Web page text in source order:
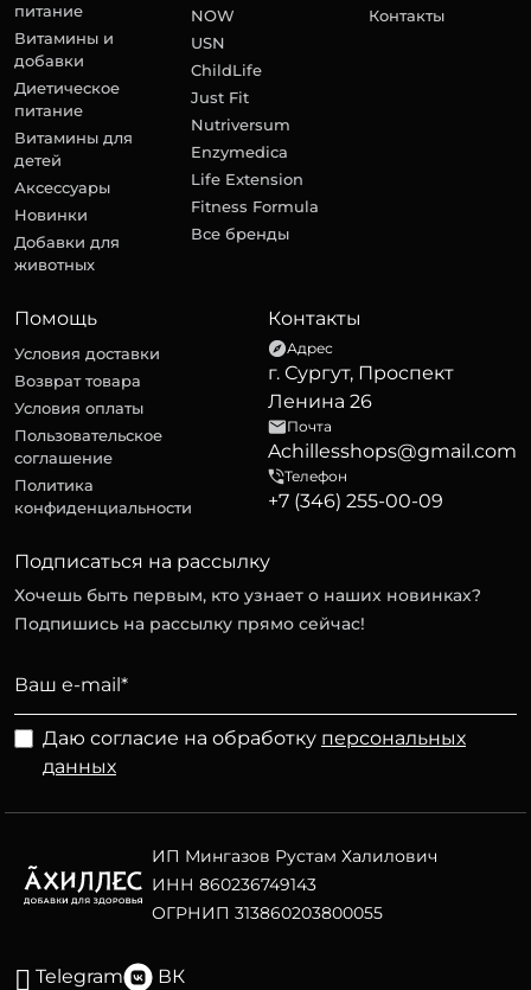
питание
Витамины и
добавки
Диетическое
питание
Витамины для
детей
Аксессуары
Новинки
Добавки для
животных
NOW
USN
ChildLife
Just Fit
Nutriversum
Enzymedica
Life Extension
Fitness Formula
Все бренды
Контакты
Помощь
Условия доставки
Возврат товара
Условия оплаты
Пользовательское
соглашение
Политика
конфиденциальности
Контакты
Адрес
г. Сургут, Проспект
Ленина 26
Почта
Achillesshops@gmail.com
Телефон
+7 (346) 255-00-09
Подписаться на рассылку
Хочешь быть первым, кто узнает о наших новинках?
Подпишись на рассылку прямо сейчас!
Даю согласие на обработку персональных
данных
ИП Мингазов Рустам Халилович
ИНН 860236749143
ОГРНИП 313860203800055
Telegram ВК